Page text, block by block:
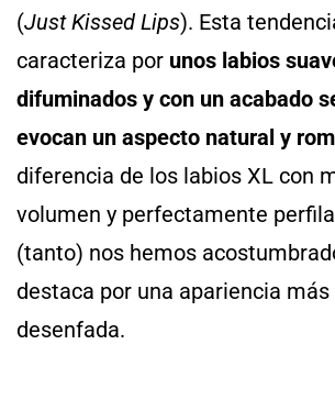
(Just Kissed Lips). Esta
caracteriza por unos labios
difuminados y con un acabado
evocan un aspecto natural y
diferencia de los labios XL con
volumen y perfectamente
(tanto) nos hemos
destaca por una apariencia
desenfada.